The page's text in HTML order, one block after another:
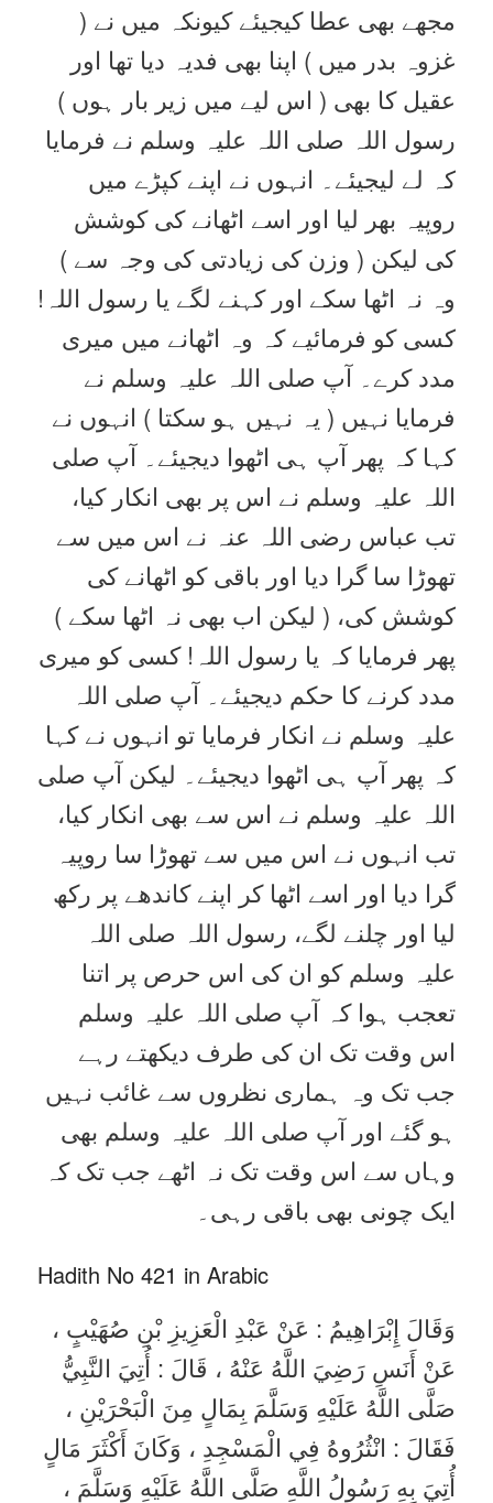
مجھے بھی عطا کیجیئے کیونکہ میں نے (
غزوہ بدر میں ) اپنا بھی فدیہ دیا تھا اور
عقیل کا بھی ( اس لیے میں زیر بار ہوں )
رسول اللہ صلی اللہ علیہ وسلم نے فرمایا
کہ لے لیجیئے۔ انہوں نے اپنے کپڑے میں
روپیہ بھر لیا اور اسے اٹھانے کی کوشش
کی لیکن ( وزن کی زیادتی کی وجہ سے )
وہ نہ اٹھا سکے اور کہنے لگے یا رسول اللہ!
کسی کو فرمائیے کہ وہ اٹھانے میں میری
مدد کرے۔ آپ صلی اللہ علیہ وسلم نے
فرمایا نہیں ( یہ نہیں ہو سکتا ) انہوں نے
کہا کہ پھر آپ ہی اٹھوا دیجیئے۔ آپ صلی
اللہ علیہ وسلم نے اس پر بھی انکار کیا،
تب عباس رضی اللہ عنہ نے اس میں سے
تھوڑا سا گرا دیا اور باقی کو اٹھانے کی
کوشش کی، ( لیکن اب بھی نہ اٹھا سکے )
پھر فرمایا کہ یا رسول اللہ! کسی کو میری
مدد کرنے کا حکم دیجیئے۔ آپ صلی اللہ
علیہ وسلم نے انکار فرمایا تو انہوں نے کہا
کہ پھر آپ ہی اٹھوا دیجیئے۔ لیکن آپ صلی
اللہ علیہ وسلم نے اس سے بھی انکار کیا،
تب انہوں نے اس میں سے تھوڑا سا روپیہ
گرا دیا اور اسے اٹھا کر اپنے کاندھے پر رکھ
لیا اور چلنے لگے، رسول اللہ صلی اللہ
علیہ وسلم کو ان کی اس حرص پر اتنا
تعجب ہوا کہ آپ صلی اللہ علیہ وسلم
اس وقت تک ان کی طرف دیکھتے رہے
جب تک وہ ہماری نظروں سے غائب نہیں
ہو گئے اور آپ صلی اللہ علیہ وسلم بھی
وہاں سے اس وقت تک نہ اٹھے جب تک کہ
ایک چونی بھی باقی رہی۔
Hadith No 421 in Arabic
وَقَالَ إِبْرَاهِيمُ : عَنْ عَبْدِ الْعَزِيزِ بْنِ صُهَيْبٍ ،
عَنْ أَنَسِ رَضِيَ اللَّهُ عَنْهُ ، قَالَ : أُتِيَ النَّبِيُّ
صَلَّى اللَّهُ عَلَيْهِ وَسَلَّمَ بِمَالٍ مِنَ الْبَحْرَيْنِ ،
فَقَالَ : انْثُرُوهُ فِي الْمَسْجِدِ ، وَكَانَ أَكْثَرَ مَالٍ
أُتِيَ بِهِ رَسُولُ اللَّهِ صَلَّى اللَّهُ عَلَيْهِ وَسَلَّمَ ،